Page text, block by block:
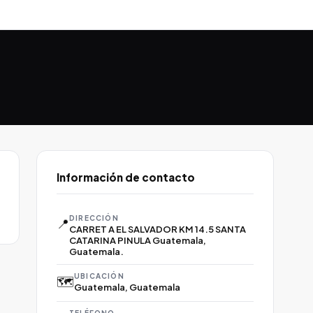
Información de contacto
📍DIRECCIÓN
CARRET A EL SALVADOR KM 14.5 SANTA
CATARINA PINULA Guatemala,
Guatemala.
🗺️UBICACIÓN
Guatemala, Guatemala